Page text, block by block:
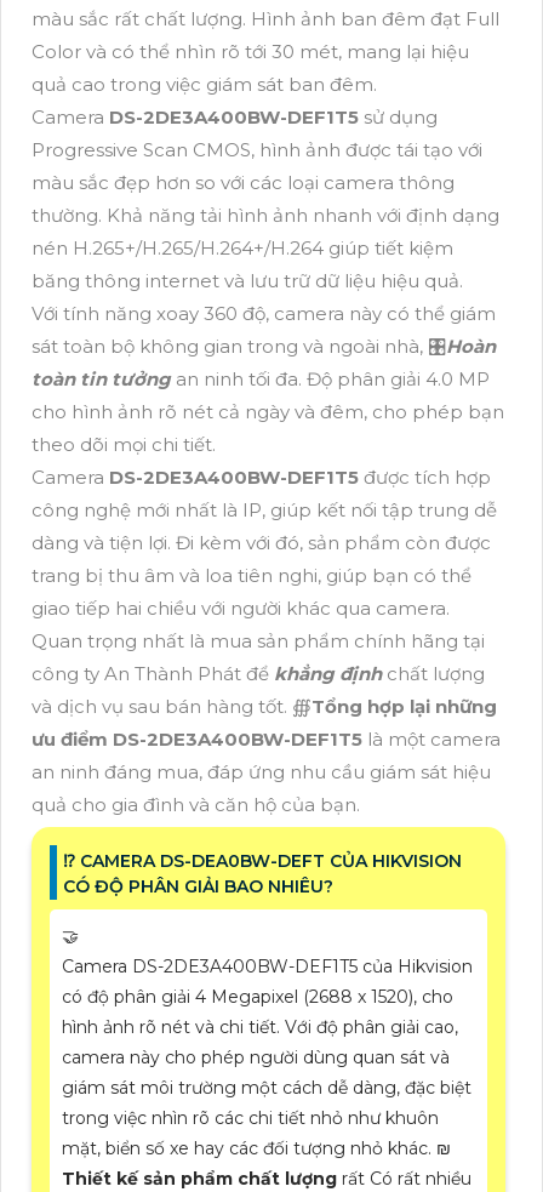
màu sắc rất chất lượng. Hình ảnh ban đêm đạt Full
Color và có thể nhìn rõ tới 30 mét, mang lại hiệu
quả cao trong việc giám sát ban đêm.
Camera DS-2DE3A400BW-DEF1T5 sử dụng
Progressive Scan CMOS, hình ảnh được tái tạo với
màu sắc đẹp hơn so với các loại camera thông
thường. Khả năng tải hình ảnh nhanh với định dạng
nén H.265+/H.265/H.264+/H.264 giúp tiết kiệm
băng thông internet và lưu trữ dữ liệu hiệu quả.
Với tính năng xoay 360 độ, camera này có thể giám
sát toàn bộ không gian trong và ngoài nhà, 🎛Hoàn
toàn tin tưởngan ninh tối đa. Độ phân giải 4.0 MP
cho hình ảnh rõ nét cả ngày và đêm, cho phép bạn
theo dõi mọi chi tiết.
Camera DS-2DE3A400BW-DEF1T5 được tích hợp
công nghệ mới nhất là IP, giúp kết nối tập trung dễ
dàng và tiện lợi. Đi kèm với đó, sản phẩm còn được
trang bị thu âm và loa tiên nghi, giúp bạn có thể
giao tiếp hai chiều với người khác qua camera.
Quan trọng nhất là mua sản phẩm chính hãng tại
công ty An Thành Phát để khẳng địnhchất lượng
và dịch vụ sau bán hàng tốt. ∰Tổng hợp lại những
ưu điểm DS-2DE3A400BW-DEF1T5 là một camera
an ninh đáng mua, đáp ứng nhu cầu giám sát hiệu
quả cho gia đình và căn hộ của bạn.
⁉️ CAMERA DS-DEA0BW-DEFT CỦA HIKVISION
CÓ ĐỘ PHÂN GIẢI BAO NHIÊU?
🤝
Camera DS-2DE3A400BW-DEF1T5 của Hikvision
có độ phân giải 4 Megapixel (2688 x 1520), cho
hình ảnh rõ nét và chi tiết. Với độ phân giải cao,
camera này cho phép người dùng quan sát và
giám sát môi trường một cách dễ dàng, đặc biệt
trong việc nhìn rõ các chi tiết nhỏ như khuôn
mặt, biển số xe hay các đối tượng nhỏ khác. ₪
Thiết kế sản phẩm chất lượng rất Có rất nhiều